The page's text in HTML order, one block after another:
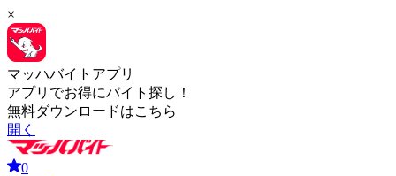
×
マッハバイトアプリ
アプリでお得にバイト探し！
無料ダウンロードはこちら
開く
0